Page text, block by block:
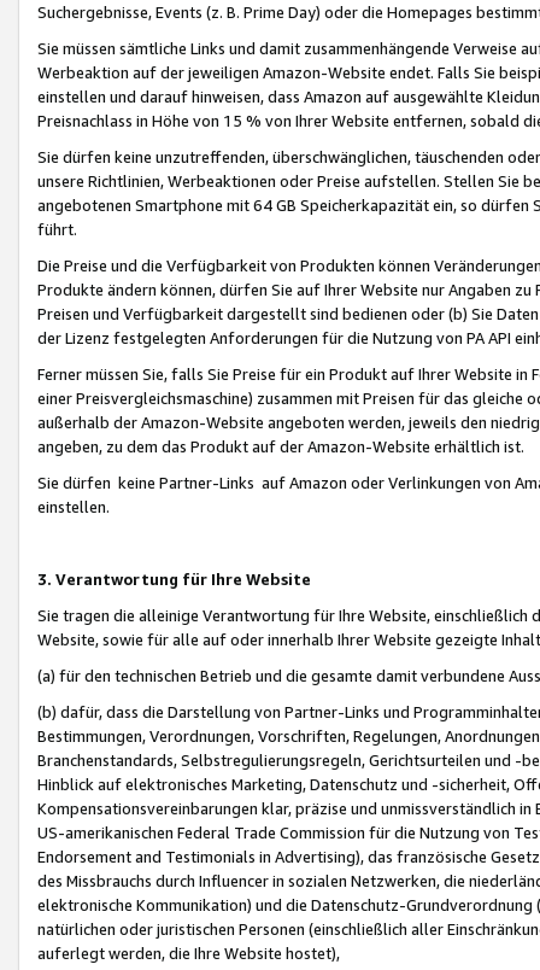
Suchergebnisse, Events (z. B. Prime Day) oder die Homepages
Sie müssen sämtliche Links und damit zusammenhängende
Werbeaktion auf der jeweiligen Amazon-Website endet. Falls Sie
einstellen und darauf hinweisen, dass Amazon auf ausgewählte
Preisnachlass in Höhe von 15 % von Ihrer Website entfernen, sobald
Sie dürfen keine unzutreffenden, überschwänglichen, täuschenden
unsere Richtlinien, Werbeaktionen oder Preise aufstellen. Stellen Sie
angebotenen Smartphone mit 64 GB Speicherkapazität ein, so dürfen
führt.
Die Preise und die Verfügbarkeit von Produkten können
Produkte ändern können, dürfen Sie auf Ihrer Website nur Angaben
Preisen und Verfügbarkeit dargestellt sind bedienen oder (b) Sie
der Lizenz festgelegten Anforderungen für die Nutzung von PA API
Ferner müssen Sie, falls Sie Preise für ein Produkt auf Ihrer Website
einer Preisvergleichsmaschine) zusammen mit Preisen für das
außerhalb der Amazon-Website angeboten werden, jeweils den
angeben, zu dem das Produkt auf der Amazon-Website erhältlich ist.
Sie dürfen keine Partner-Links auf Amazon oder Verlinkungen von
einstellen.
3. Verantwortung für Ihre Website
Sie tragen die alleinige Verantwortung für Ihre Website,
Website, sowie für alle auf oder innerhalb Ihrer Website gezeigte
(a) für den technischen Betrieb und die gesamte damit verbundene
(b) dafür, dass die Darstellung von Partner-Links und
Bestimmungen, Verordnungen, Vorschriften, Regelungen,
Branchenstandards, Selbstregulierungsregeln, Gerichtsurteilen und -
Hinblick auf elektronisches Marketing, Datenschutz und -sicherheit,
Kompensationsvereinbarungen klar, präzise und unmissverständlich
US-amerikanischen Federal Trade Commission für die Nutzung von
Endorsement and Testimonials in Advertising), das französische
des Missbrauchs durch Influencer in sozialen Netzwerken, die
elektronische Kommunikation) und die Datenschutz-
natürlichen oder juristischen Personen (einschließlich aller
auferlegt werden, die Ihre Website hostet),